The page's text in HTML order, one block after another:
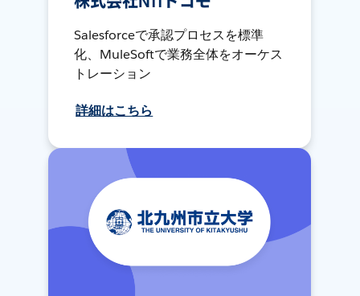
Salesforceで承認プロセスを標準
化、MuleSoftで業務全体をオーケス
トレーション
詳細はこちら